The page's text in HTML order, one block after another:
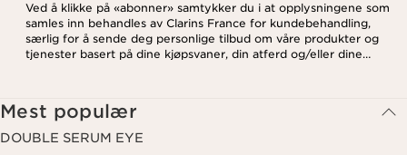
Ved å klikke på «abonner» samtykker du i at opplysningene som
samles inn behandles av Clarins France for kundebehandling,
særlig for å sende deg personlige tilbud om våre produkter og
tjenester basert på dine kjøpsvaner, din atferd og/eller dine
helst trekke tilbake samtykket ditt ved å klikke på
avmeldingslenken i hvert nyhetsbrev. For mer informasjon om
hvordan vi behandler dine data og dine rettigheter, vennligst se
vårpersonvernerklæring
Mest populær
DOUBLE SERUM EYE